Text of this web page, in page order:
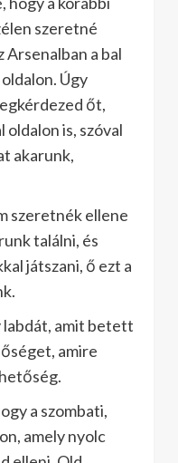
szeretné
Arsenalban a bal
Úgy
őt,
oldalon is, szóval
akarunk,
szeretnék ellene
találni, és
játszani, ő ezt a
labdát, amit betett
amire
a szombati,
amely nyolc